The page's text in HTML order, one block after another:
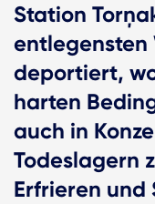
Station
entlegensten
deportiert,
harten
auch in
Todeslagern
Erfrieren